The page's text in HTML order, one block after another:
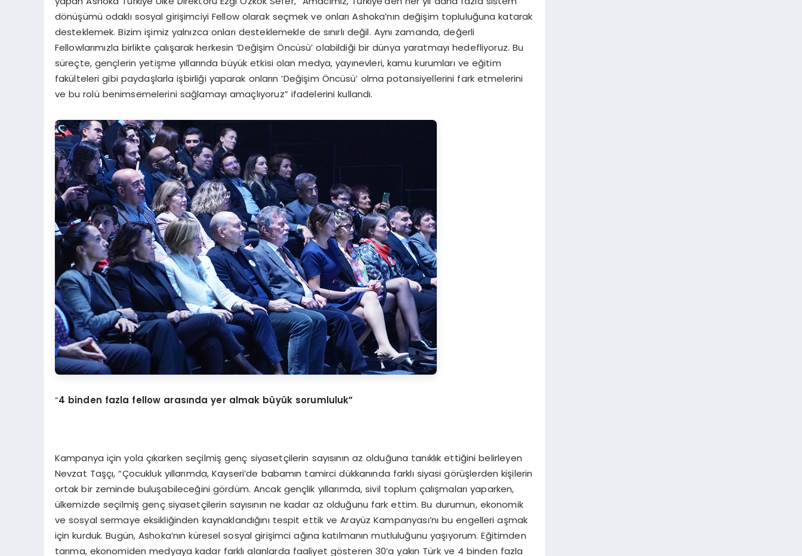
dönüşümü odaklı sosyal girişimciyi Fellow olarak seçmek ve onları Ashoka’nın değişim topluluğuna katarak
desteklemek. Bizim işimiz yalnızca onları desteklemekle de sınırlı değil. Aynı zamanda, değerli
Fellowlarımızla birlikte çalışarak herkesin ‘Değişim Öncüsü’ olabildiği bir dünya yaratmayı hedefliyoruz. Bu
süreçte, gençlerin yetişme yıllarında büyük etkisi olan medya, yayınevleri, kamu kurumları ve eğitim
fakülteleri gibi paydaşlarla işbirliği yaparak onların ‘Değişim Öncüsü’ olma potansiyellerini fark etmelerini
ve bu rolü benimsemelerini sağlamayı amaçlıyoruz” ifadelerini kullandı.
“4 binden fazla fellow arasında yer almak büyük sorumluluk”
Kampanya için yola çıkarken seçilmiş genç siyasetçilerin sayısının az olduğuna tanıklık ettiğini belirleyen
Nevzat Taşçı, “Çocukluk yıllarımda, Kayseri’de babamın tamirci dükkanında farklı siyasi görüşlerden kişilerin
ortak bir zeminde buluşabileceğini gördüm. Ancak gençlik yıllarımda, sivil toplum çalışmaları yaparken,
ülkemizde seçilmiş genç siyasetçilerin sayısının ne kadar az olduğunu fark ettim. Bu durumun, ekonomik
ve sosyal sermaye eksikliğinden kaynaklandığını tespit ettik ve Arayüz Kampanyası’nı bu engelleri aşmak
için kurduk. Bugün, Ashoka’nın küresel sosyal girişimci ağına katılmanın mutluluğunu yaşıyorum. Eğitimden
tarıma, ekonomiden medyaya kadar farklı alanlarda faaliyet gösteren 30’a yakın Türk ve 4 binden fazla